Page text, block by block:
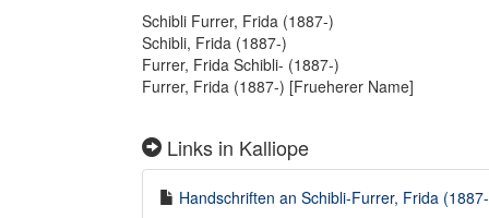
Schibli Furrer, Frida (1887-)
Schibli, Frida (1887-)
Furrer, Frida Schibli- (1887-)
Furrer, Frida (1887-) [Frueherer Name]
Links in Kalliope
Handschriften an Schibli-Furrer, Frida